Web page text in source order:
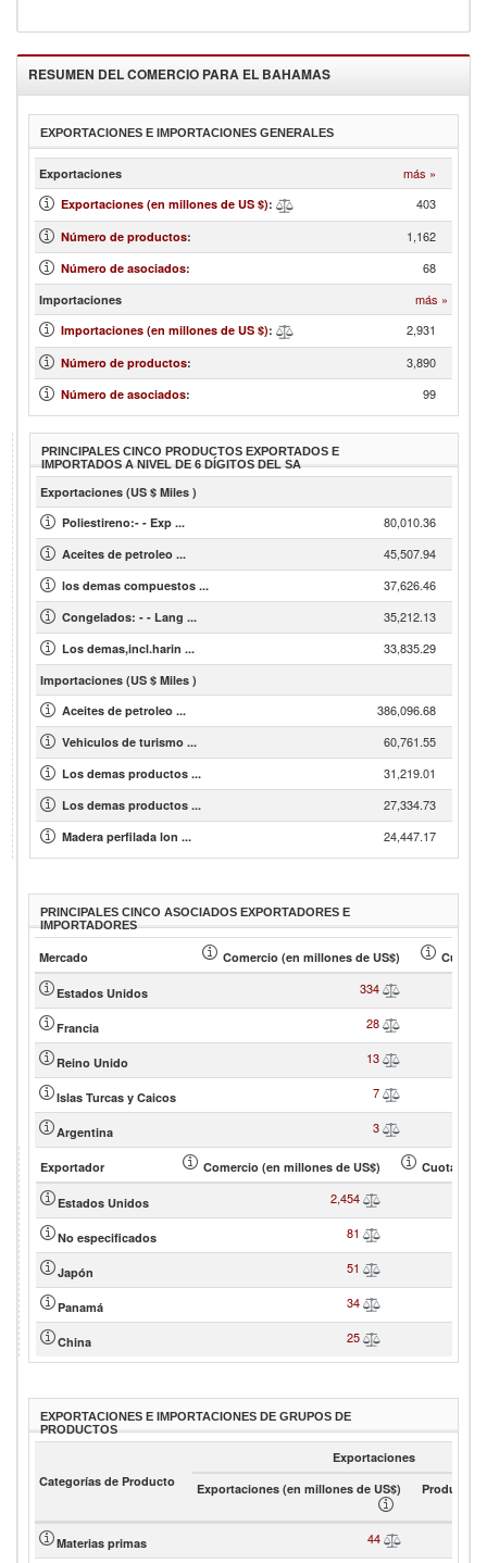
RESUMEN DEL COMERCIO PARA EL BAHAMAS
EXPORTACIONES E IMPORTACIONES GENERALES
Exportaciones más »
Exportaciones (en millones de US $): 403
Número de productos: 1,162
Número de asociados: 68
Importaciones más »
Importaciones (en millones de US $): 2,931
Número de productos: 3,890
Número de asociados: 99
PRINCIPALES CINCO PRODUCTOS EXPORTADOS E
IMPORTADOS A NIVEL DE 6 DÍGITOS DEL SA
Exportaciones (US $ Miles )
Poliestireno:- - Exp ...
80,010.36
Aceites de petroleo ... 45,507.94
los demas compuestos ... 37,626.46
Congelados: - - Lang ... 35,212.13
Los demas,incl.harin ... 33,835.29
Importaciones (US $ Miles )
Aceites de petroleo ...
386,096.68
Vehiculos de turismo ... 60,761.55
Los demas productos ... 31,219.01
Los demas productos ... 27,334.73
Madera perfilada lon ... 24,447.17
PRINCIPALES CINCO ASOCIADOS EXPORTADORES E
IMPORTADORES
Mercado Comercio (en millones de US$) Cuota
Estados Unidos 334
Francia 28
Reino Unido 13
Islas Turcas y Caicos 7
Argentina 3
Exportador Comercio (en millones de US$) Cuota de
Estados Unidos 2,454
No especificados 81
Japón 51
Panamá 34
China 25
EXPORTACIONES E IMPORTACIONES DE GRUPOS DE
PRODUCTOS
Categorías de Producto
Exportaciones
Exportaciones (en millones de US$)
Product
Materias primas 44